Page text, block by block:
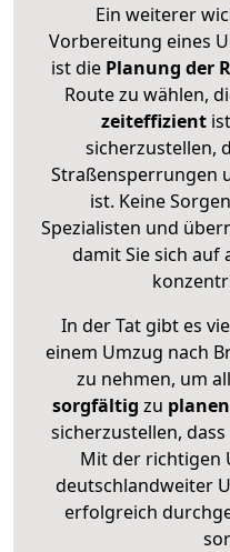
Ein weiterer
Vorbereitung eines
ist die Planung der
Route zu wählen,
zeiteffizient
sicherzustellen,
Straßensperrungen
ist. Keine
Spezialisten und
damit Sie sich auf
In der Tat gibt es
einem Umzug nach
zu nehmen, um
sorgfältig zu planen
sicherzustellen,
Mit der richtigen
deutschlandweiter
erfolgreich